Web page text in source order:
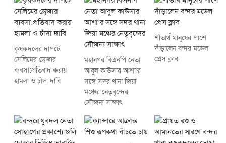
কৃষকদলের দাপটে
সেলিমের ড্রেজার
ব্যবসা:প্রতিবাদ করায়
হামলা ও চাঁদা দাবি
মহানগর বিএনপি নেতা
আবুল কাউসার আশা’র
সঙ্গে সদর থানা জিয়া
মঞ্চের নেতৃবৃন্দের
সৌজন্য সাক্ষাৎ
শীতার্থ মানুষের পাশে
দাঁড়ালেন বন্দর মডেল
প্রেস ক্লাব